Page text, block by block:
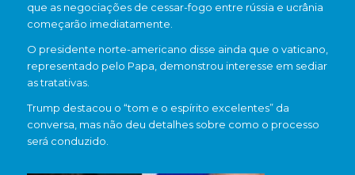
que as negociações de cessar-fogo entre rússia e ucrânia
começarão imediatamente.
O presidente norte-americano disse ainda que o vaticano,
representado pelo Papa, demonstrou interesse em sediar
as tratativas.
Trump destacou o “tom e o espírito excelentes” da
conversa, mas não deu detalhes sobre como o processo
será conduzido.